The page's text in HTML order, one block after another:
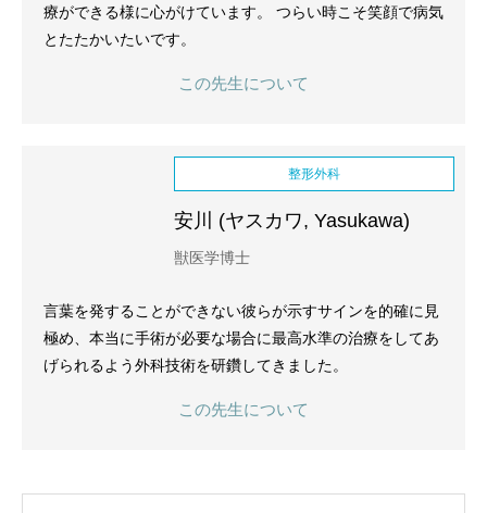
療ができる様に心がけています。 つらい時こそ笑顔で病気
とたたかいたいです。
この先生について
整形外科
安川 (ヤスカワ, Yasukawa)
獣医学博士
言葉を発することができない彼らが示すサインを的確に見
極め、本当に手術が必要な場合に最高水準の治療をしてあ
げられるよう外科技術を研鑽してきました。
この先生について